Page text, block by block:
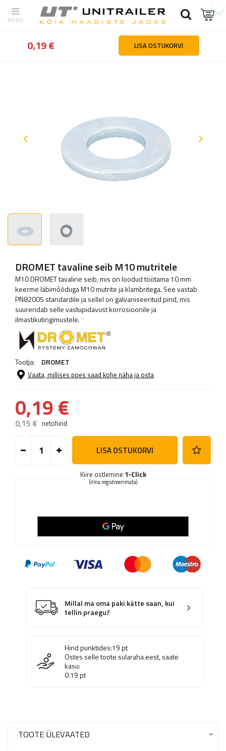
tagasi Kodu Haagiste osad ja tarvikud Toruklambrid ja -loogad
DROMET tavaline seib M10 mutritele
M10 DROMET tavaline seib, mis on loodud töötama 10 mm
keerme läbimõõduga M10 mutrite ja klambritega. See vastab
PN82005 standardile ja sellel on galvaniseeritud pind, mis
suurendab selle vastupidavust korrosioonile ja
ilmastikutingimustele.
Tootja: DROMET
Vaata, millises poes saad kohe näha ja osta
0,19 €
0,15 € netohind
LISA OSTUKORVI
Kiire ostlemine 1-Click
(ilma registreerimata)
Millal ma oma paki kätte saan, kui
tellin praegu?
Hind punktides:19pt
Ostes selle toote sularaha eest, saate
kasu:
0.19pt
0,19 € LISA OSTUKORVI
TOOTE ÜLEVAATED